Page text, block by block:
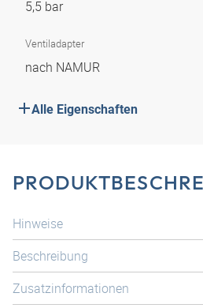
5,5 bar
Ventiladapter
nach NAMUR
Alle Eigenschaften
Hinweise
Beschreibung
Zusatzinformationen